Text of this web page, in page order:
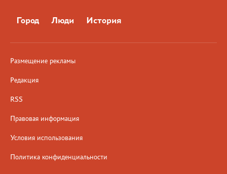
Город Люди История
Размещение рекламы
Редакция
RSS
Правовая информация
Условия использования
Политика конфиденциальности